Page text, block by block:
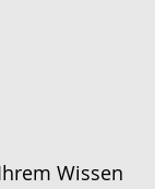
Wissen